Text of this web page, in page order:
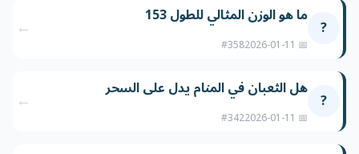
? ما هو الوزن المثالي للطول 153
📅 2026-01-11
#358
←
? هل الثعبان في المنام يدل على السحر
📅 2026-01-11
#342
←